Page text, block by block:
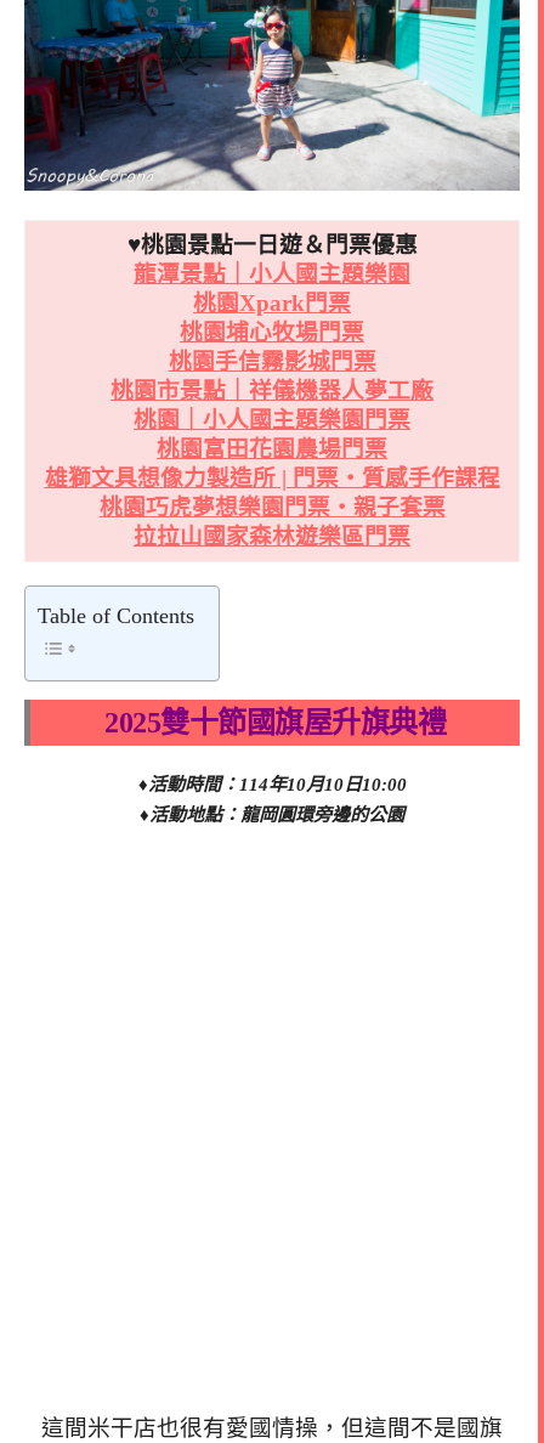
♥桃園景點一日遊＆門票優惠
龍潭景點｜小人國主題樂園
桃園Xpark門票
桃園埔心牧場門票
桃園手信霧影城門票
桃園市景點｜祥儀機器人夢工廠
桃園｜小人國主題樂園門票
桃園富田花園農場門票
雄獅文具想像力製造所 | 門票・質感手作課程
桃園巧虎夢想樂園門票・親子套票
拉拉山國家森林遊樂區門票
Table of Contents
2025雙十節國旗屋升旗典禮
♦活動時間：114年10月10日10:00
♦活動地點：龍岡圓環旁邊的公園
這間米干店也很有愛國情操，但這間不是國旗